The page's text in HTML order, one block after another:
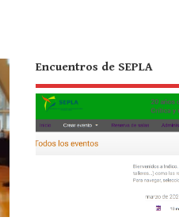
Encuentros de SEPLA